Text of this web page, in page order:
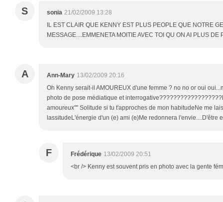
S sonia 21/02/2009 13:28
IL EST CLAIR QUE KENNY EST PLUS PEOPLE QUE NOTRE
MESSAGE....EMMENETA MOITIE AVEC TOI QU ON AI PLUS DE
A Ann-Mary 13/02/2009 20:16
Oh Kenny serait-il AMOUREUX d'une femme ? no no or oui
photo de pose médiatique et
amoureux"" Solitude si tu t'approches de mon habitudeNe me
lassitudeL'énergie d'un (e) ami (e)Me redonnera l'envie....D'être
F Frédérique 13/02/2009 20:51
<br /> Kenny est souvent pris en photo avec la gente